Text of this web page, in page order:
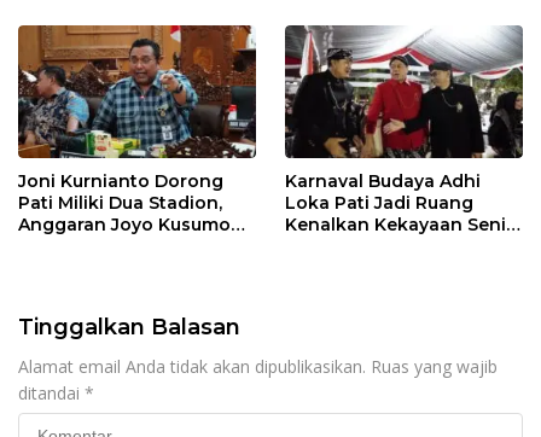
Joni Kurnianto Dorong
Pati Miliki Dua Stadion,
Anggaran Joyo Kusumo
Karnaval Budaya Adhi
Loka Pati Jadi Ruang
Kenalkan Kekayaan Seni
Tinggalkan Balasan
Alamat email Anda tidak akan dipublikasikan. Ruas yang wajib
ditandai *